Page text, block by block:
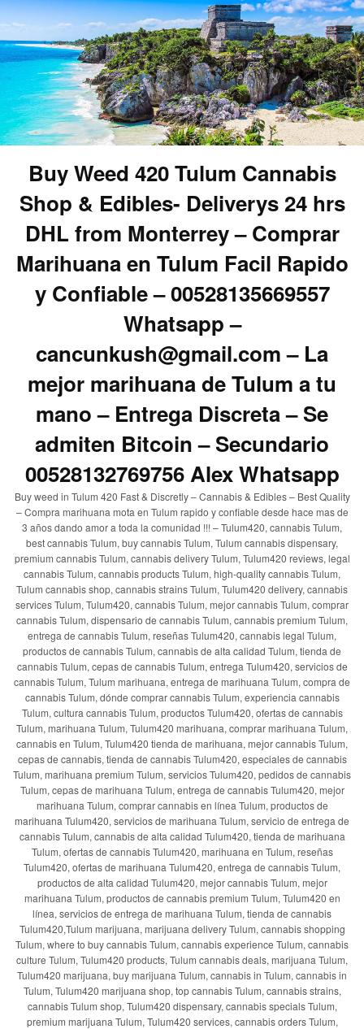
Buy Weed 420 Tulum Cannabis
Shop & Edibles- Deliverys 24 hrs
DHL from Monterrey – Comprar
Marihuana en Tulum Facil Rapido
y Confiable – 00528135669557
Whatsapp –
cancunkush@gmail.com – La
mejor marihuana de Tulum a tu
mano – Entrega Discreta – Se
admiten Bitcoin – Secundario
00528132769756 Alex Whatsapp
Buy weed in Tulum 420 Fast & Discretly – Cannabis & Edibles – Best Quality
– Compra marihuana mota en Tulum rapido y confiable desde hace mas de
3 años dando amor a toda la comunidad !!! – Tulum420, cannabis Tulum,
best cannabis Tulum, buy cannabis Tulum, Tulum cannabis dispensary,
premium cannabis Tulum, cannabis delivery Tulum, Tulum420 reviews, legal
cannabis Tulum, cannabis products Tulum, high-quality cannabis Tulum,
Tulum cannabis shop, cannabis strains Tulum, Tulum420 delivery, cannabis
services Tulum, Tulum420, cannabis Tulum, mejor cannabis Tulum, comprar
cannabis Tulum, dispensario de cannabis Tulum, cannabis premium Tulum,
entrega de cannabis Tulum, reseñas Tulum420, cannabis legal Tulum,
productos de cannabis Tulum, cannabis de alta calidad Tulum, tienda de
cannabis Tulum, cepas de cannabis Tulum, entrega Tulum420, servicios de
cannabis Tulum, Tulum marihuana, entrega de marihuana Tulum, compra de
cannabis Tulum, dónde comprar cannabis Tulum, experiencia cannabis
Tulum, cultura cannabis Tulum, productos Tulum420, ofertas de cannabis
Tulum, marihuana Tulum, Tulum420 marihuana, comprar marihuana Tulum,
cannabis en Tulum, Tulum420 tienda de marihuana, mejor cannabis Tulum,
cepas de cannabis, tienda de cannabis Tulum420, especiales de cannabis
Tulum, marihuana premium Tulum, servicios Tulum420, pedidos de cannabis
Tulum, cepas de marihuana Tulum, entrega de cannabis Tulum420, mejor
marihuana Tulum, comprar cannabis en línea Tulum, productos de
marihuana Tulum420, servicios de marihuana Tulum, servicio de entrega de
cannabis Tulum, cannabis de alta calidad Tulum420, tienda de marihuana
Tulum, ofertas de cannabis Tulum420, marihuana en Tulum, reseñas
Tulum420, ofertas de marihuana Tulum420, entrega de cannabis Tulum,
productos de alta calidad Tulum420, mejor cannabis Tulum, mejor
marihuana Tulum, productos de cannabis premium Tulum, Tulum420 en
línea, servicios de entrega de marihuana Tulum, tienda de cannabis
Tulum420,Tulum marijuana, marijuana delivery Tulum, cannabis shopping
Tulum, where to buy cannabis Tulum, cannabis experience Tulum, cannabis
culture Tulum, Tulum420 products, Tulum cannabis deals, marijuana Tulum,
Tulum420 marijuana, buy marijuana Tulum, cannabis in Tulum, cannabis in
Tulum, Tulum420 marijuana shop, top cannabis Tulum, cannabis strains,
cannabis Tulum shop, Tulum420 dispensary, cannabis specials Tulum,
premium marijuana Tulum, Tulum420 services, cannabis orders Tulum,